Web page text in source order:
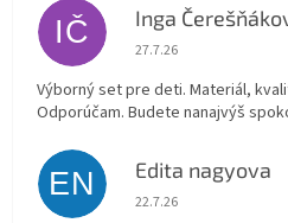
IČ Inga
Hodnotenie obchodu
27.7.26
Výborný set pre deti. Materiál,
Odporúčam. Budete nanajvýš
EN Edita nagyova
Hodnotenie obchodu
22.7.26